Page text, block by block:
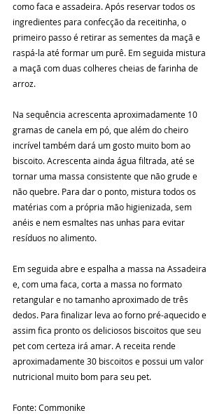
como faca e assadeira. Após reservar todos os
ingredientes para confecção da receitinha, o
primeiro passo é retirar as sementes da maçã e
raspá-la até formar um purê. Em seguida mistura
a maçã com duas colheres cheias de farinha de
arroz.
Na sequência acrescenta aproximadamente 10
gramas de canela em pó, que além do cheiro
incrível também dará um gosto muito bom ao
biscoito. Acrescenta ainda água filtrada, até se
tornar uma massa consistente que não grude e
não quebre. Para dar o ponto, mistura todos os
matérias com a própria mão higienizada, sem
anéis e nem esmaltes nas unhas para evitar
resíduos no alimento.
Em seguida abre e espalha a massa na Assadeira
e, com uma faca, corta a massa no formato
retangular e no tamanho aproximado de três
dedos. Para finalizar leva ao forno pré-aquecido e
assim fica pronto os deliciosos biscoitos que seu
pet com certeza irá amar. A receita rende
aproximadamente 30 biscoitos e possui um valor
nutricional muito bom para seu pet.
Fonte: Commonike